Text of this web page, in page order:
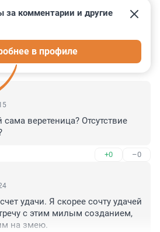
2
за комментарии и другие
в профиле
сама веретеница? Отсутствие
+0 –0
удачи. Я скорее сочту удачей
с этим милым созданием,
на змею.